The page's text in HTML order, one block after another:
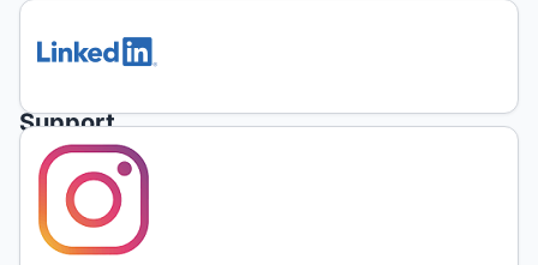
451600
revista@agro.unlpam.edu.ar
Support
Contact
Melina
Caraballo